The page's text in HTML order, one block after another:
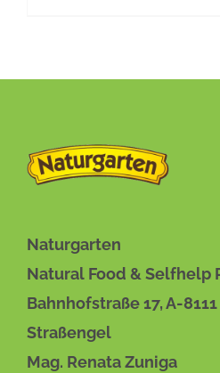
BESCHREIBUNG
Naturgarten
Natural Food & Selfhelp
Bahnhofstraße 17, A-
Straßengel
Mag. Renata Zuniga